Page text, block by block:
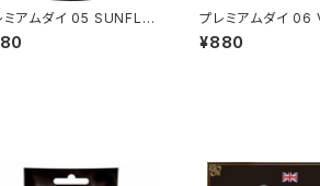
ミアムダイ 05 SUNFLO
YELLOW
プレミアムダイ 06
BLUE
¥880